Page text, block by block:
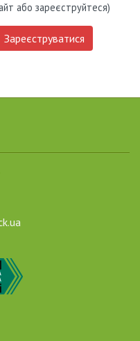
або зареєструйтеся)
Зареєструватися